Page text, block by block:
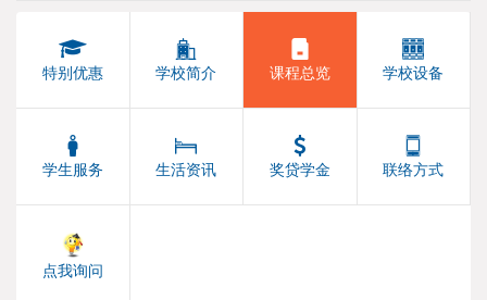
特别优惠 学校简介 课程总览 学校设备
学生服务 生活资讯 奖贷学金 联络方式
点我询问